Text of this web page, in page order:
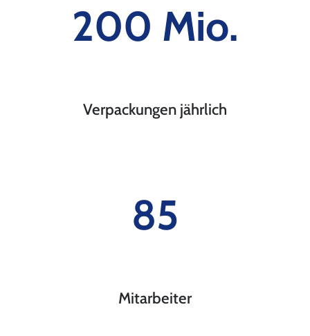
200 Mio.
Verpackungen jährlich
85
Mitarbeiter